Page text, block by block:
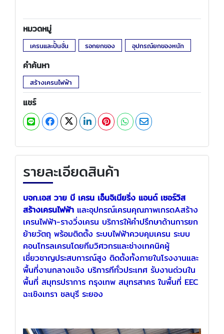
หมวดหมู่
เครนและปั้นจั่น รอกยกของ อุปกรณ์ยกของหนัก
คำค้นหา
สร้างเครนไฟฟ้า
แชร์
รายละเอียดสินค้า
บจก.เอส วาย บี เครน เอ็นจิเนียริ่ง แอนด์ เซอร์วิส
สร้างเครนไฟฟ้า และอุปกรณ์เครนคุณภาพเกรดAสร้าง
เครนไฟฟ้า-รางวิ่งเครน บริการให้คำปรึกษาด้านการยก
ย้ายวัตถุ พร้อมติดตั้ง ระบบไฟฟ้าควบคุมเครน ระบบ
คอนโทรลเครนโดยทีมวิศวกรและช่างเทคนิคผู้
เชี่ยวชาญประสบการณ์สูง ติดตั้งทั้งภายในโรงงานและ
พื้นที่งานกลางแจ้ง บริการทีทั่วประเทศ รับงานด่วนใน
พื้นที่ สมุทรปราการ กรุงเทพ สมุทรสาคร ในพื้นที่ EEC
ฉะเชิงเทรา ชลบุรี ระยอง